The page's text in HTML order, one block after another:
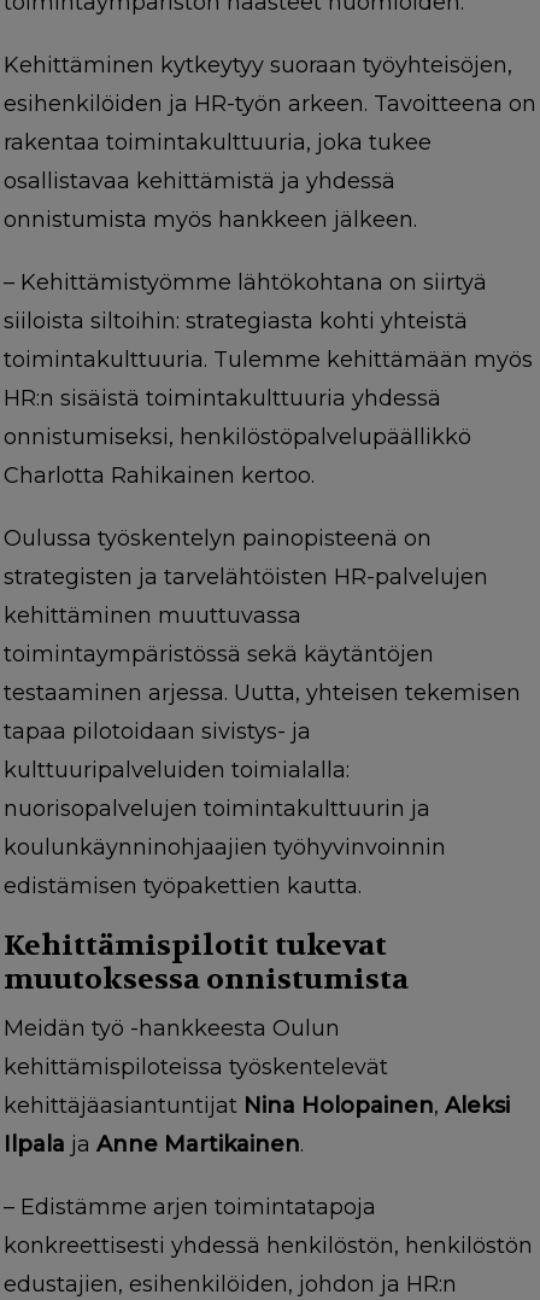
Kehittäminen kytkeytyy suoraan työyhteisöjen,
esihenkilöiden ja HR-työn arkeen. Tavoitteena on
rakentaa toimintakulttuuria, joka tukee
osallistavaa kehittämistä ja yhdessä
onnistumista myös hankkeen jälkeen.
– Kehittämistyömme lähtökohtana on siirtyä
siiloista siltoihin: strategiasta kohti yhteistä
toimintakulttuuria. Tulemme kehittämään myös
HR:n sisäistä toimintakulttuuria yhdessä
onnistumiseksi, henkilöstöpalvelupäällikkö
Charlotta Rahikainen kertoo.
Oulussa työskentelyn painopisteenä on
strategisten ja tarvelähtöisten HR-palvelujen
kehittäminen muuttuvassa
toimintaympäristössä sekä käytäntöjen
testaaminen arjessa. Uutta, yhteisen tekemisen
tapaa pilotoidaan sivistys- ja
kulttuuripalveluiden toimialalla:
nuorisopalvelujen toimintakulttuurin ja
koulunkäynninohjaajien työhyvinvoinnin
edistämisen työpakettien kautta.
Kehittämispilotit tukevat
muutoksessa onnistumista
Meidän työ -hankkeesta Oulun
kehittämispiloteissa työskentelevät
kehittäjäasiantuntijat Nina Holopainen, Aleksi
Ilpala ja Anne Martikainen.
– Edistämme arjen toimintatapoja
konkreettisesti yhdessä henkilöstön, henkilöstön
edustajien, esihenkilöiden, johdon ja HR:n